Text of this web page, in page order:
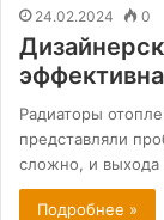
24.02.2024 0
Радиаторы
представляли
сложно, и выхода
Подробнее »